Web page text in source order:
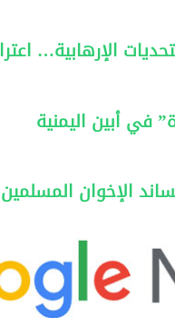
الإرهابية…
في أبين اليمنية
الإخوان المسلمين